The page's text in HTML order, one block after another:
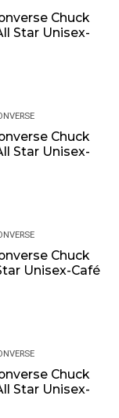
Auténtico.
Nuestros
30 Días Por
Algún Problema
Bien? Sí, En
La Talla Puede
Y Cuando
Condiciones Y
Política De
Elegirnos.
En Un Lugar
Diario.
Chuck
Star Unisex-
Chuck
Star Unisex-
Chuck
Unisex-Café
Chuck
Star Unisex-